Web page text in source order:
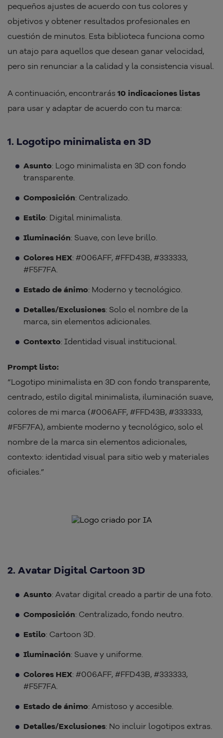
pequeños ajustes de acuerdo con tus colores y
objetivos y obtener resultados profesionales en
cuestión de minutos. Esta biblioteca funciona como
un atajo para aquellos que desean ganar velocidad,
pero sin renunciar a la calidad y la consistencia visual.
A continuación, encontrarás 10 indicaciones listas
para usar y adaptar de acuerdo con tu marca:
1. Logotipo minimalista en 3D
Asunto: Logo minimalista en 3D con fondo
transparente.
Composición: Centralizado.
Estilo: Digital minimalista.
Iluminación: Suave, con leve brillo.
Colores HEX: #006AFF, #FFD43B, #333333,
#F5F7FA.
Estado de ánimo: Moderno y tecnológico.
Detalles/Exclusiones: Solo el nombre de la
marca, sin elementos adicionales.
Contexto: Identidad visual institucional.
Prompt listo:
“Logotipo minimalista en 3D con fondo transparente,
centrado, estilo digital minimalista, iluminación suave,
colores de mi marca (#006AFF, #FFD43B, #333333,
#F5F7FA), ambiente moderno y tecnológico, solo el
nombre de la marca sin elementos adicionales,
contexto: identidad visual para sitio web y materiales
oficiales.”
2. Avatar Digital Cartoon 3D
Asunto: Avatar digital creado a partir de una foto.
Composición: Centralizado, fondo neutro.
Estilo: Cartoon 3D.
Iluminación: Suave y uniforme.
Colores HEX: #006AFF, #FFD43B, #333333,
#F5F7FA.
Estado de ánimo: Amistoso y accesible.
Detalles/Exclusiones: No incluir logotipos extras.